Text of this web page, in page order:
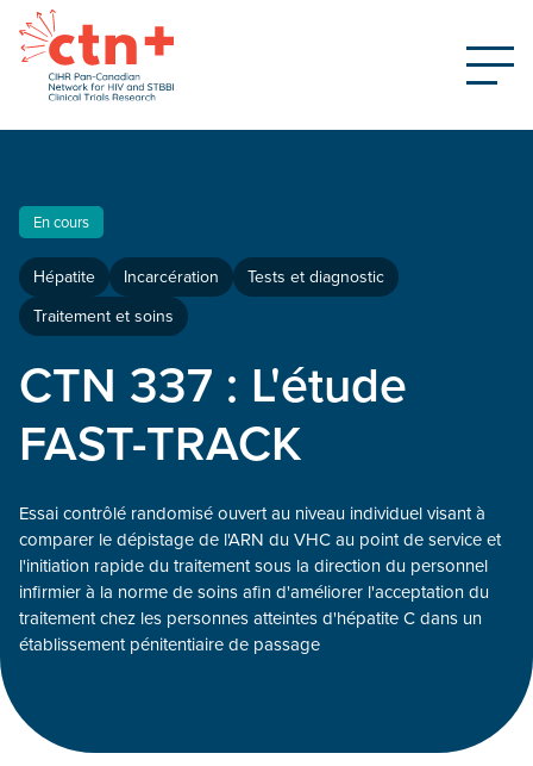
En cours
Hépatite Incarcération
Tests et diagnostic
Traitement et soins
CTN 337 : L'étude
FAST-TRACK
Essai contrôlé randomisé ouvert au niveau individuel visant à
comparer le dépistage de l'ARN du VHC au point de service et
l'initiation rapide du traitement sous la direction du personnel
infirmier à la norme de soins afin d'améliorer l'acceptation du
traitement chez les personnes atteintes d'hépatite C dans un
établissement pénitentiaire de passage